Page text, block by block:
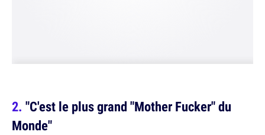
"C'est le plus grand "Mother Fucker" du
Monde"